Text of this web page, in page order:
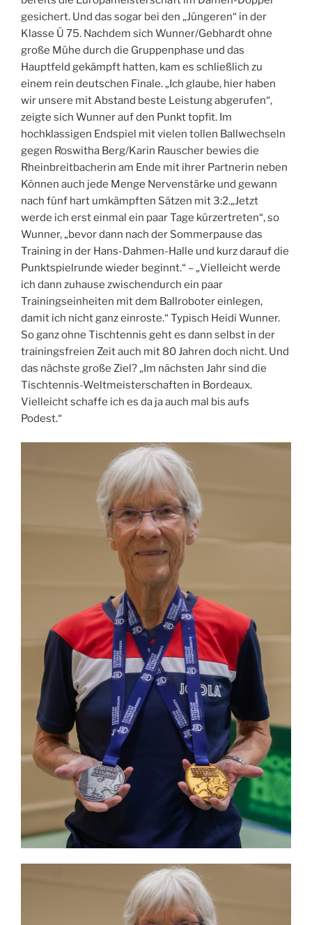
gesichert. Und das sogar bei den „Jüngeren“ in der
Klasse Ü 75. Nachdem sich Wunner/Gebhardt ohne
große Mühe durch die Gruppenphase und das
Hauptfeld gekämpft hatten, kam es schließlich zu
einem rein deutschen Finale. „Ich glaube, hier haben
wir unsere mit Abstand beste Leistung abgerufen“,
zeigte sich Wunner auf den Punkt topfit. Im
hochklassigen Endspiel mit vielen tollen Ballwechseln
gegen Roswitha Berg/Karin Rauscher bewies die
Rheinbreitbacherin am Ende mit ihrer Partnerin neben
Können auch jede Menge Nervenstärke und gewann
nach fünf hart umkämpften Sätzen mit 3:2.„Jetzt
werde ich erst einmal ein paar Tage kürzertreten“, so
Wunner, „bevor dann nach der Sommerpause das
Training in der Hans-Dahmen-Halle und kurz darauf die
Punktspielrunde wieder beginnt.“ – „Vielleicht werde
ich dann zuhause zwischendurch ein paar
Trainingseinheiten mit dem Ballroboter einlegen,
damit ich nicht ganz einroste.“ Typisch Heidi Wunner.
So ganz ohne Tischtennis geht es dann selbst in der
trainingsfreien Zeit auch mit 80 Jahren doch nicht. Und
das nächste große Ziel? „Im nächsten Jahr sind die
Tischtennis-Weltmeisterschaften in Bordeaux.
Vielleicht schaffe ich es da ja auch mal bis aufs
Podest.“